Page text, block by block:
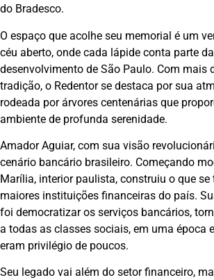
do Bradesco.
O espaço que acolhe seu memorial é um
céu aberto, onde cada lápide conta parte
desenvolvimento de São Paulo. Com mais
tradição, o Redentor se destaca por sua
rodeada por árvores centenárias que
ambiente de profunda serenidade.
Amador Aguiar, com sua visão
cenário bancário brasileiro. Começando
Marília, interior paulista, construiu o que
maiores instituições financeiras do país.
foi democratizar os serviços bancários,
a todas as classes sociais, em uma época
eram privilégio de poucos.
Seu legado vai além do setor financeiro,